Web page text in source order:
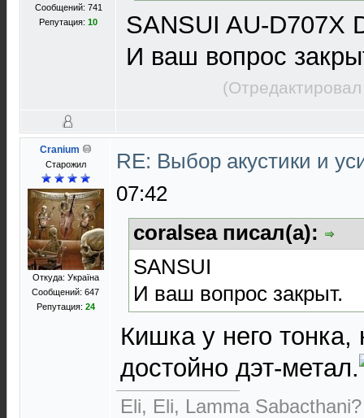
Сообщений: 741
Репутация: 10
SANSUI AU-D707X
И ваш вопрос
Cranium
Старожил
Откуда: Україна
Сообщений: 647
Репутация: 24
RE: Выбор акустики и
07:42
coralsea писал(а):
SANSUI
И ваш вопрос закрыт.
Кишка у него тонка,
достойно дэт-метал.
Eli, Eli, Lamma Sabacthani?